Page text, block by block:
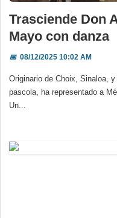
Trasciende Don
Mayo con danza
📅08/12/2025 10:02 AM
Originario de Choix, Sinaloa,
pascola, ha representado a
Un...